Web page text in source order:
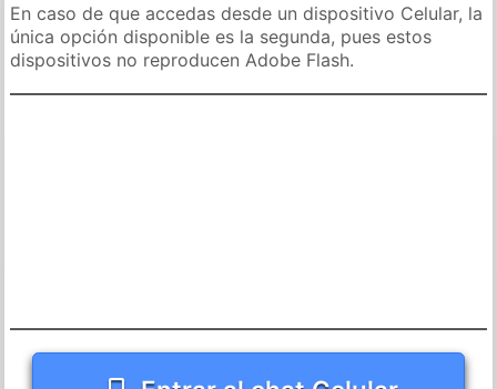
En caso de que accedas desde un dispositivo Celular, la
única opción disponible es la segunda, pues estos
dispositivos no reproducen Adobe Flash.